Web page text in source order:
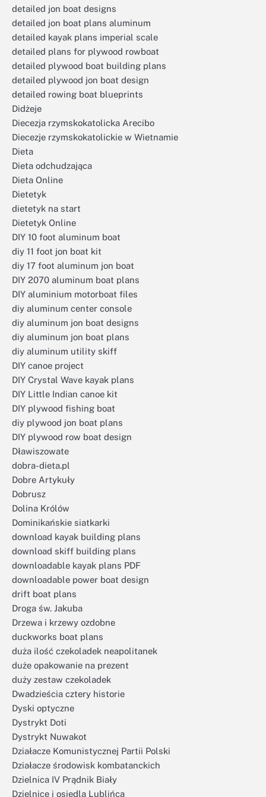
detailed jon boat designs
detailed jon boat plans aluminum
detailed kayak plans imperial scale
detailed plans for plywood rowboat
detailed plywood boat building plans
detailed plywood jon boat design
detailed rowing boat blueprints
Didżeje
Diecezja rzymskokatolicka Arecibo
Diecezje rzymskokatolickie w Wietnamie
Dieta
Dieta odchudzająca
Dieta Online
Dietetyk
dietetyk na start
Dietetyk Online
DIY 10 foot aluminum boat
diy 11 foot jon boat kit
diy 17 foot aluminum jon boat
DIY 2070 aluminum boat plans
DIY aluminium motorboat files
diy aluminum center console
diy aluminum jon boat designs
diy aluminum jon boat plans
diy aluminum utility skiff
DIY canoe project
DIY Crystal Wave kayak plans
DIY Little Indian canoe kit
DIY plywood fishing boat
diy plywood jon boat plans
DIY plywood row boat design
Dławiszowate
dobra-dieta.pl
Dobre Artykuły
Dobrusz
Dolina Królów
Dominikańskie siatkarki
download kayak building plans
download skiff building plans
downloadable kayak plans PDF
downloadable power boat design
drift boat plans
Droga św. Jakuba
Drzewa i krzewy ozdobne
duckworks boat plans
duża ilość czekoladek neapolitanek
duże opakowanie na prezent
duży zestaw czekoladek
Dwadzieścia cztery historie
Dyski optyczne
Dystrykt Doti
Dystrykt Nuwakot
Działacze Komunistycznej Partii Polski
Działacze środowisk kombatanckich
Dzielnica IV Prądnik Biały
Dzielnice i osiedla Lublińca